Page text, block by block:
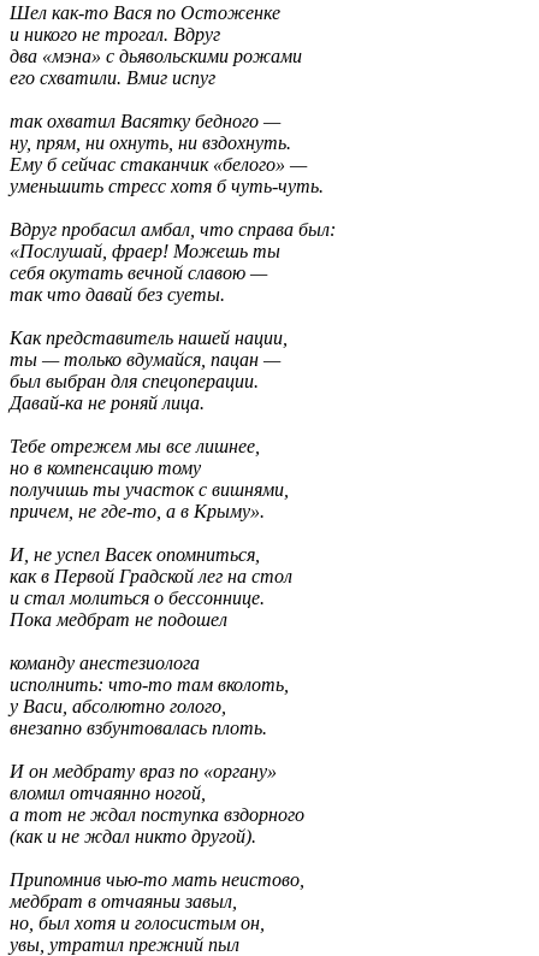
Шел как-то Вася по Остоженке
и никого не трогал. Вдруг
два «мэна» с дьявольскими рожами
его схватили. Вмиг испуг
так охватил Васятку бедного —
ну, прям, ни охнуть, ни вздохнуть.
Ему б сейчас стаканчик «белого» —
уменьшить стресс хотя б чуть-чуть.
Вдруг пробасил амбал, что справа был:
«Послушай, фраер! Можешь ты
себя окутать вечной славою —
так что давай без суеты.
Как представитель нашей нации,
ты — только вдумайся, пацан —
был выбран для спецоперации.
Давай-ка не роняй лица.
Тебе отрежем мы все лишнее,
но в компенсацию тому
получишь ты участок с вишнями,
причем, не где-то, а в Крыму».
И, не успел Васек опомниться,
как в Первой Градской лег на стол
и стал молиться о бессоннице.
Пока медбрат не подошел
команду анестезиолога
исполнить: что-то там вколоть,
у Васи, абсолютно голого,
внезапно взбунтовалась плоть.
И он медбрату враз по «органу»
вломил отчаянно ногой,
а тот не ждал поступка вздорного
(как и не ждал никто другой).
Припомнив чью-то мать неистово,
медбрат в отчаяньи завыл,
но, был хотя и голосистым он,
увы, утратил прежний пыл